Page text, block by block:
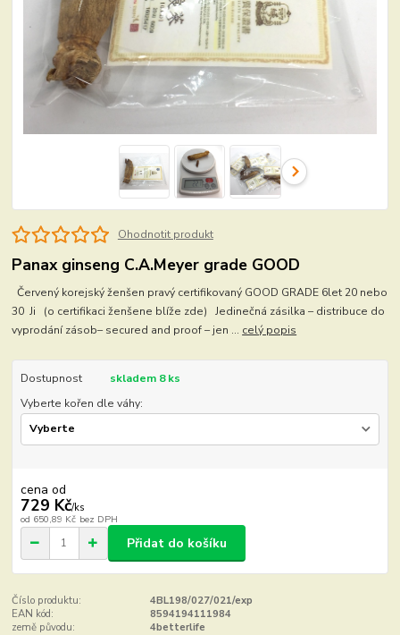
Ohodnotit produkt
Panax ginseng C.A.Meyer grade GOOD
Červený korejský ženšen pravý certifikovaný GOOD GRADE 6let 20 nebo
30 Ji (o certifikaci ženšene blíže zde) Jedinečná zásilka – distribuce do
vyprodání zásob– secured and proof – jen ... celý popis
Dostupnost
skladem 8 ks
Vyberte kořen dle váhy:
cena od
729 Kč/ks
od 650,89 Kč bez DPH
Přidat do košíku
Číslo produktu:
4BL198/027/021/exp
EAN kód:
8594194111984
země původu:
4betterlife